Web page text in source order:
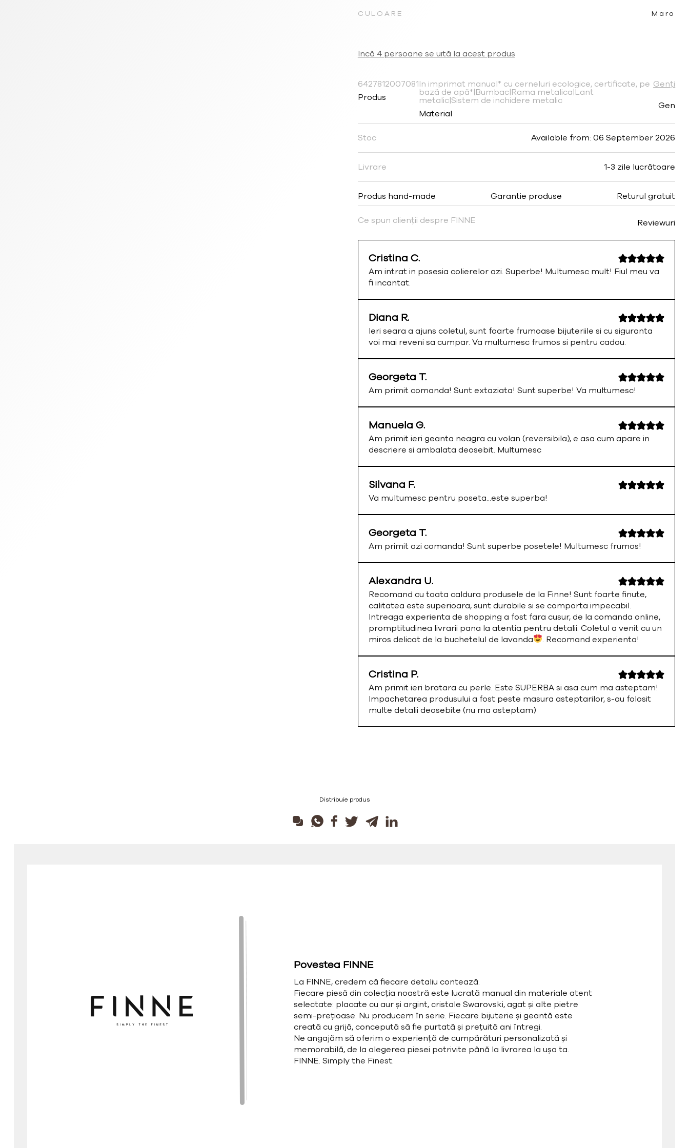
CULOARE Maro
Incă 4 persoane se uită la acest produs
6427812007081
Produs
In imprimat manual* cu cerneluri ecologice, certificate, pe
bază de apă*|Bumbac|Rama metalica|Lant
metalic|Sistem de inchidere metalic
Material
Genți
Gen
Stoc Available from: 06 September 2026
Livrare 1-3 zile lucrătoare
Produs hand-made Garantie produse Returul gratuit
Ce spun clienții despre FINNE Reviewuri
Cristina C.
Am intrat in posesia colierelor azi. Superbe! Multumesc mult! Fiul meu va
fi incantat.
Diana R.
Ieri seara a ajuns coletul, sunt foarte frumoase bijuteriile si cu siguranta
voi mai reveni sa cumpar. Va multumesc frumos si pentru cadou.
Georgeta T.
Am primit comanda! Sunt extaziata! Sunt superbe! Va multumesc!
Manuela G.
Am primit ieri geanta neagra cu volan (reversibila), e asa cum apare in
descriere si ambalata deosebit. Multumesc
Silvana F.
Va multumesc pentru poseta...este superba!
Georgeta T.
Am primit azi comanda! Sunt superbe posetele! Multumesc frumos!
Alexandra U.
Recomand cu toata caldura produsele de la Finne! Sunt foarte finute,
calitatea este superioara, sunt durabile si se comporta impecabil.
Intreaga experienta de shopping a fost fara cusur, de la comanda online,
promptitudinea livrarii pana la atentia pentru detalii. Coletul a venit cu un
miros delicat de la buchetelul de lavanda
. Recomand experienta!
Cristina P.
Am primit ieri bratara cu perle. Este SUPERBA si asa cum ma asteptam!
Impachetarea produsului a fost peste masura asteptarilor, s-au folosit
multe detalii deosebite (nu ma asteptam)
Distribuie produs
Povestea FINNE
La FINNE, credem că fiecare detaliu contează.
Fiecare piesă din colecția noastră este lucrată manual din materiale atent
selectate: placate cu aur și argint, cristale Swarovski, agat și alte pietre
semi-prețioase. Nu producem în serie. Fiecare bijuterie și geantă este
creată cu grijă, concepută să fie purtată și prețuită ani întregi.
Ne angajăm să oferim o experiență de cumpărături personalizată și
memorabilă, de la alegerea piesei potrivite până la livrarea la ușa ta.
FINNE. Simply the Finest.